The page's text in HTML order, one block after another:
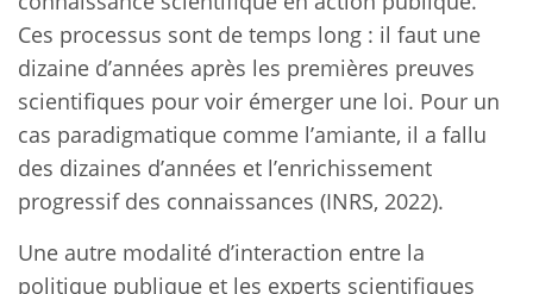
Ces processus sont de temps long : il faut une
dizaine d’années après les premières preuves
scientifiques pour voir émerger une loi. Pour un
cas paradigmatique comme l’amiante, il a fallu
des dizaines d’années et l’enrichissement
progressif des connaissances (INRS, 2022).
Une autre modalité d’interaction entre la
politique publique et les experts scientifiques